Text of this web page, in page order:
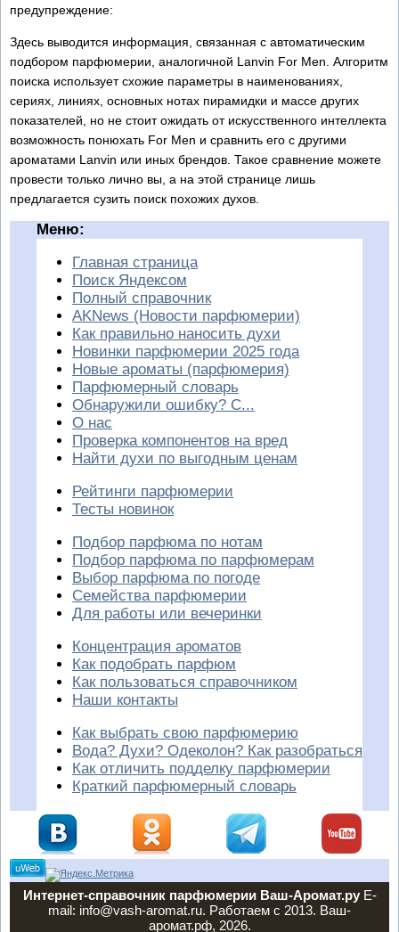
предупреждение:
Здесь выводится информация, связанная с автоматическим
подбором парфюмерии, аналогичной Lanvin For Men. Алгоритм
поиска использует схожие параметры в наименованиях,
сериях, линиях, основных нотах пирамидки и массе других
показателей, но не стоит ожидать от искусственного интеллекта
возможность понюхать For Men и сравнить его с другими
ароматами Lanvin или иных брендов. Такое сравнение можете
провести только лично вы, а на этой странице лишь
предлагается сузить поиск похожих духов.
Меню:
Главная страница
Поиск Яндексом
Полный справочник
AKNews (Новости парфюмерии)
Как правильно наносить духи
Новинки парфюмерии 2025 года
Новые ароматы (парфюмерия)
Парфюмерный словарь
Обнаружили ошибку? С...
О нас
Проверка компонентов на вред
Найти духи по выгодным ценам
Рейтинги парфюмерии
Тесты новинок
Подбор парфюма по нотам
Подбор парфюма по парфюмерам
Выбор парфюма по погоде
Семейства парфюмерии
Для работы или вечеринки
Концентрация ароматов
Как подобрать парфюм
Как пользоваться справочником
Наши контакты
Как выбрать свою парфюмерию
Вода? Духи? Одеколон? Как разобраться
Как отличить подделку парфюмерии
Краткий парфюмерный словарь
Интернет-справочник парфюмерии Ваш-Аромат.руE-
mail: info@vash-aromat.ru. Работаем с 2013. Ваш-
аромат.рф, 2026.